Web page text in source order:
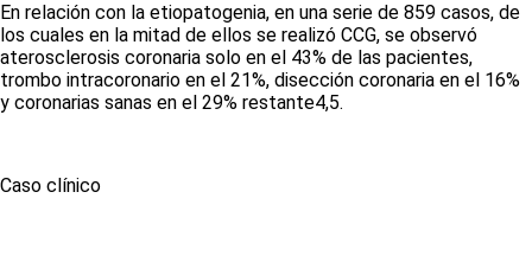
En relación con la etiopatogenia, en una serie de 859 casos, de
los cuales en la mitad de ellos se realizó CCG, se observó
aterosclerosis coronaria solo en el 43% de las pacientes,
trombo intracoronario en el 21%, disección coronaria en el 16%
y coronarias sanas en el 29% restante4,5.
Caso clínico